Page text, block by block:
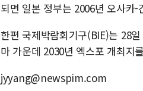
되면 일본 정부는 2006년 오사카
한편 국제박람회기구(BIE)는 28
마 가운데 2030년 엑스포 개최지
jyyang@newspim.com